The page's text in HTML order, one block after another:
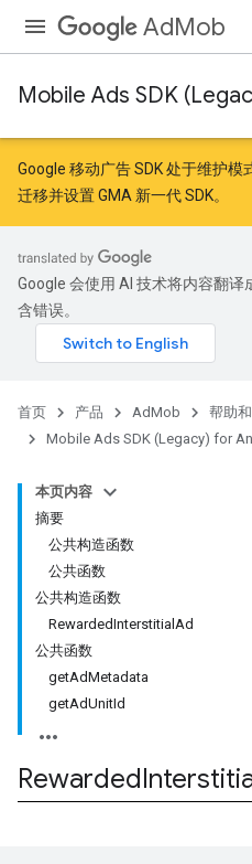
AdMob
Mobile Ads SDK
Google 移动广告 SDK 处于维护
迁移并设置 GMA 新一代 SDK。
Google 会使用 AI 技术将内容翻
含错误。
首页 产品 AdMob
帮助
Mobile Ads SDK (Legacy) for
本页内容
摘要
公共构造函数
公共函数
公共构造函数
RewardedInterstitialAd
公共函数
getAdMetadata
getAdUnitId
Rewarded